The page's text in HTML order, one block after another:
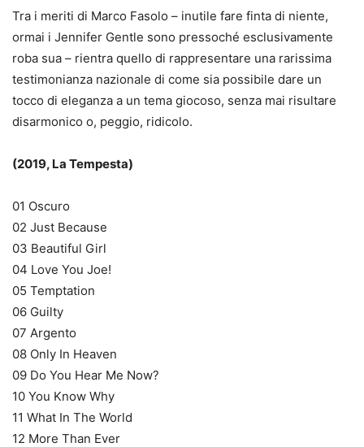
Tra i meriti di Marco Fasolo – inutile fare finta di niente,
ormai i Jennifer Gentle sono pressoché esclusivamente
roba sua – rientra quello di rappresentare una rarissima
testimonianza nazionale di come sia possibile dare un
tocco di eleganza a un tema giocoso, senza mai risultare
disarmonico o, peggio, ridicolo.
(2019, La Tempesta)
01 Oscuro
02 Just Because
03 Beautiful Girl
04 Love You Joe!
05 Temptation
06 Guilty
07 Argento
08 Only In Heaven
09 Do You Hear Me Now?
10 You Know Why
11 What In The World
12 More Than Ever